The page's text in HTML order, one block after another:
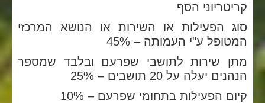
קריטריוני הסף
סוג הפעילות או השירות או הנושא המרכזי
המטופל ע"י העמותה – 45%
מתן שירות לתושבי שפרעם ובלבד שמספר
הנהנים יעלה על 20 תושבים – 25%
קיום הפעילות בתחומי שפרעם – 10%